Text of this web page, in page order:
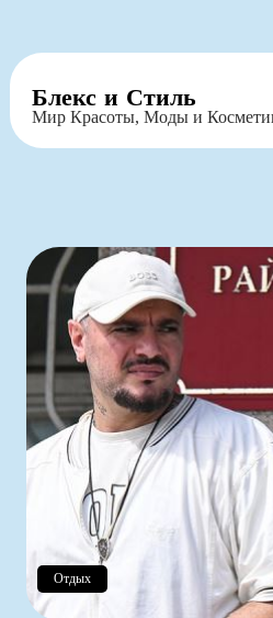
Перейти
содержимому
Блекс и Стиль
Мир Красоты, Моды и
Отдых